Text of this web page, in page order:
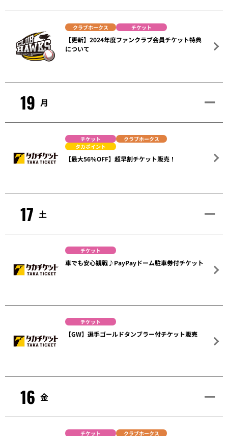
クラブホークス チケット
【更新】2024年度ファンクラブ会員チケット特典
について
19 月
チケット
クラブホークス
タカポイント
【最大56%OFF】超早割チケット販売！
17 土
チケット
車でも安心観戦♪PayPayドーム駐車券付チケット
チケット
【GW】選手ゴールドタンブラー付チケット販売
16 金
チケット
クラブホークス